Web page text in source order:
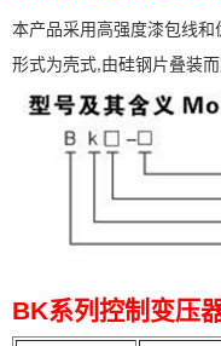
本产品采用高强度漆包线
形式为壳式,由硅钢片叠装而
BK系列控制变压